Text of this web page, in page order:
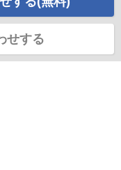
せする